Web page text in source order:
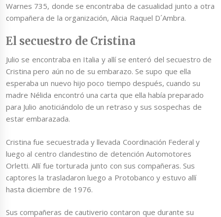
Warnes 735, donde se encontraba de casualidad junto a otra
compañera de la organización, Alicia Raquel D´Ambra.
El secuestro de Cristina
Julio se encontraba en Italia y allí se enteró del secuestro de
Cristina pero aún no de su embarazo. Se supo que ella
esperaba un nuevo hijo poco tiempo después, cuando su
madre Nélida encontró una carta que ella había preparado
para Julio anoticiándolo de un retraso y sus sospechas de
estar embarazada.
Cristina fue secuestrada y llevada Coordinación Federal y
luego al centro clandestino de detención Automotores
Orletti. Allí fue torturada junto con sus compañeras. Sus
captores la trasladaron luego a Protobanco y estuvo allí
hasta diciembre de 1976.
Sus compañeras de cautiverio contaron que durante su